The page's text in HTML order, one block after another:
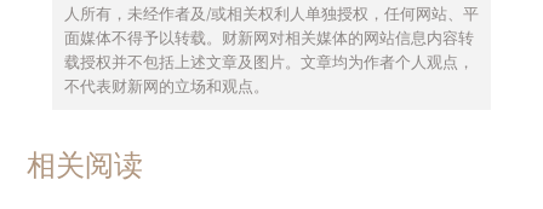
人所有，未经作者及/或相关权利人单独授权，任何网站、平
面媒体不得予以转载。财新网对相关媒体的网站信息内容转
载授权并不包括上述文章及图片。文章均为作者个人观点，
不代表财新网的立场和观点。
相关阅读